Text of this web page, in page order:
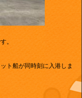
。
ト船が同時刻に入港しま